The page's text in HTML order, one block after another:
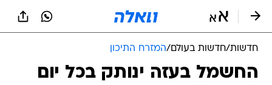
חדשות/חדשות בעולם/המזרח התיכון
החשמל בעזה ינותק בכל יום